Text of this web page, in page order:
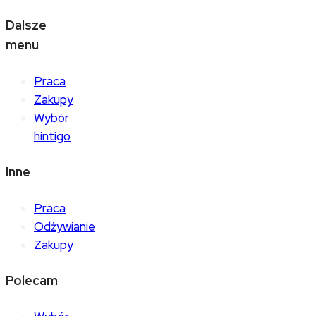
Dalsze
menu
Praca
Zakupy
Wybór
hintigo
Inne
Praca
Odżywianie
Zakupy
Polecam